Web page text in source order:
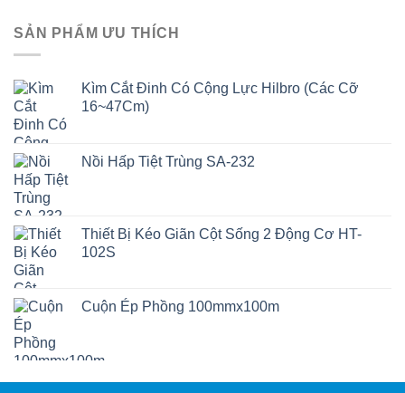
SẢN PHẨM ƯU THÍCH
Kìm Cắt Đinh Có Cộng Lực Hilbro (Các Cỡ
16~47Cm)
Nồi Hấp Tiệt Trùng SA-232
Thiết Bị Kéo Giãn Cột Sống 2 Động Cơ HT-
102S
Cuộn Ép Phồng 100mmx100m